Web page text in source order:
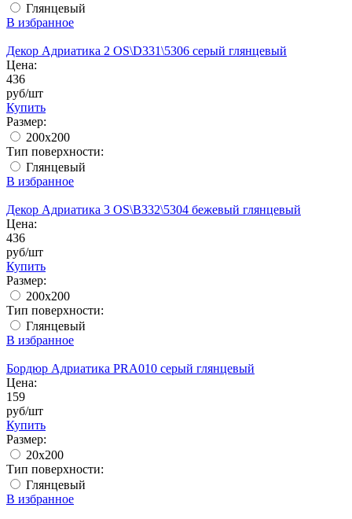
Глянцевый
В избранное
Декор Адриатика 2 OS\D331\5306 серый глянцевый
Цена:
436
руб/шт
Купить
Размер:
200x200
Тип поверхности:
Глянцевый
В избранное
Декор Адриатика 3 OS\B332\5304 бежевый глянцевый
Цена:
436
руб/шт
Купить
Размер:
200x200
Тип поверхности:
Глянцевый
В избранное
Бордюр Адриатика PRA010 серый глянцевый
Цена:
159
руб/шт
Купить
Размер:
20х200
Тип поверхности:
Глянцевый
В избранное